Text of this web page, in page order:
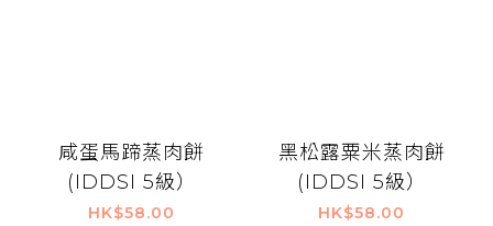
咸蛋馬蹄蒸肉餅
(IDDSI 5級）
HK$58.00
黑松露粟米蒸肉餅
(IDDSI 5級）
HK$58.00